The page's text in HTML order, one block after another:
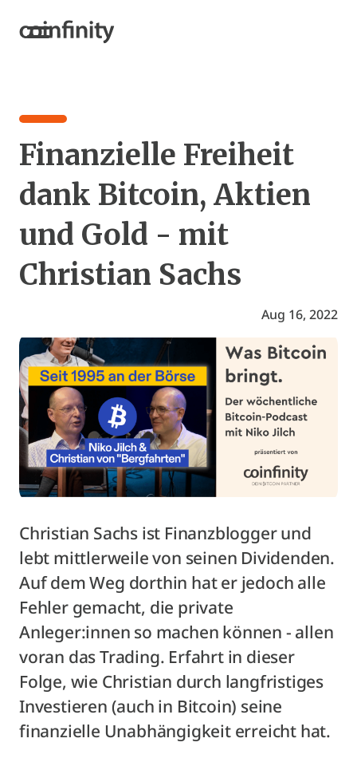
Finanzielle Freiheit
dank Bitcoin, Aktien
und Gold - mit
Christian Sachs
Aug 16, 2022
Christian Sachs ist Finanzblogger und
lebt mittlerweile von seinen Dividenden.
Auf dem Weg dorthin hat er jedoch alle
Fehler gemacht, die private
Anleger:innen so machen können - allen
voran das Trading. Erfahrt in dieser
Folge, wie Christian durch langfristiges
Investieren (auch in Bitcoin) seine
finanzielle Unabhängigkeit erreicht hat.